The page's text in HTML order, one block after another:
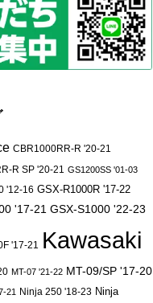
CBR1000RR-R '20-21
R SP '20-21
GS1200SS '01-03
'12-16 GSX-R1000R '17-22
'17-21 GSX-S1000 '22-23
'17-21 Kawasaki
MT-07 '21-22 MT-09/SP '17-20
21 Ninja 250 '18-23 Ninja